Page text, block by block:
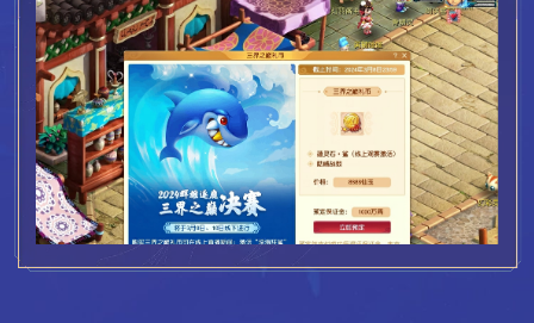
4强 90
8强 60
比赛奖励
所有成功报名战队的参赛队员奖励“特赦令牌”一个。
天元组、天启组、天科组、神威组、勇武组、精锐组将分
别诞生一支冠军战队，荣膺2023年度最强战队荣耀！